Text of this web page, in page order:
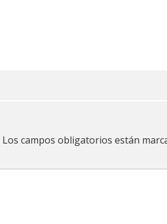
Los campos obligatorios están